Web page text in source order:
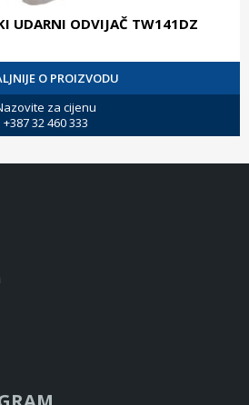
UDARNI ODVIJAČ TW141DZ
O PROIZVODU
za cijenu
+387 32 460 333